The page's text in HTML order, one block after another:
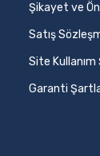
Şikayet ve
Satış
Site Kullanım
Garanti